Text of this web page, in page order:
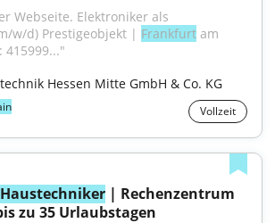
w/d) Prestigeobjekt | Frankfurt am
Hessen Mitte GmbH & Co. KG
Vollzeit
Haustechniker | Rechenzentrum
zu 35 Urlaubstagen